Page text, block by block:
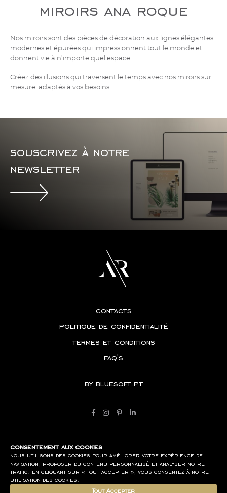
miroirs ana roque
Nos miroirs sont des pièces de décoration aux lignes élégantes,
modernes et épurées qui impressionnent tout le monde et
donnent vie à n’importe quel espace.
Créez des illusions qui traversent le temps avec nos miroirs sur
mesure, adaptés à vos besoins.
souscrivez à notre
newsletter
contacts
politique de confidentialité
termes et conditions
faq's
by bluesoft.pt
consentement aux cookies
nous utilisons des cookies pour améliorer votre expérience de
navigation, proposer du contenu personnalisé et analyser notre
trafic. en cliquant sur « tout accepter », vous consentez à notre
utilisation des cookies.
Tout Accepter